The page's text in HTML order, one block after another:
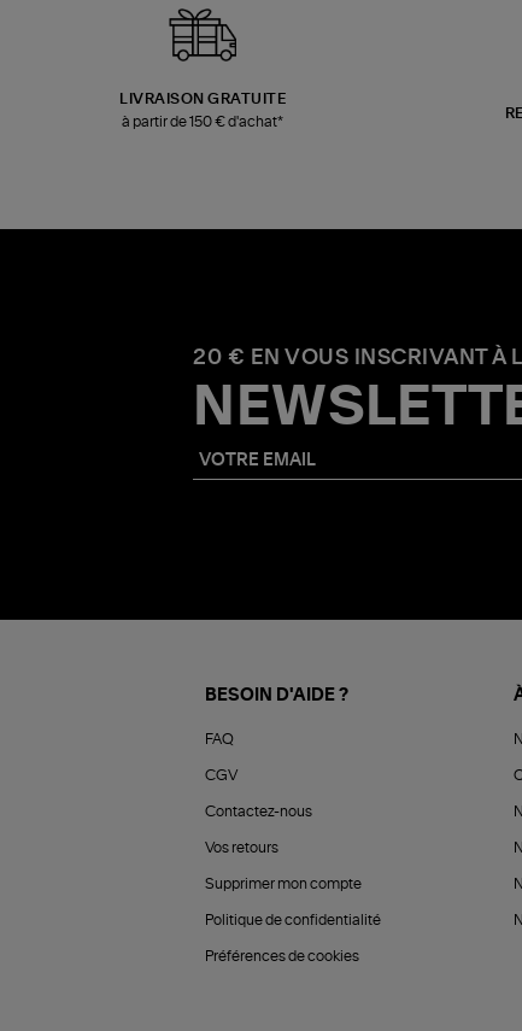
LIVRAISON GRATUITE
à partir de 150 € d'achat*
20 € EN VOUS INSCRIVANT À
BESOIN D'AIDE ?
FAQ
CGV
Contactez-nous
Vos retours
Supprimer mon compte
Politique de confidentialité
Préférences de cookies